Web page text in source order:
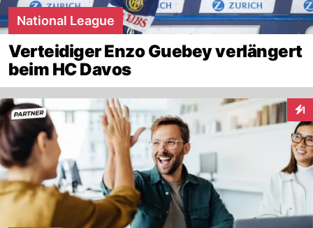
National League
Verteidiger Enzo Guebey verlängert
beim HC Davos
1